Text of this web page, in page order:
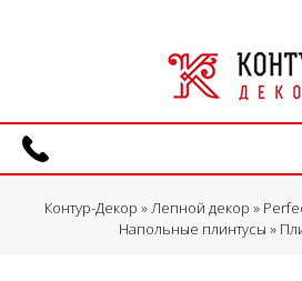
Контур-Декор »Лепной декор »
Напольные плинтусы »